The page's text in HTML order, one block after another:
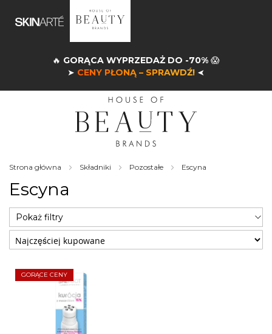
🔥 GORĄCA WYPRZEDAŻ DO -70% 😱
➤ CENY PŁONĄ – SPRAWDŹ! ➤
Strona główna Składniki Pozostałe Escyna
Escyna
GORĄCE CENY
Pokaż filtry